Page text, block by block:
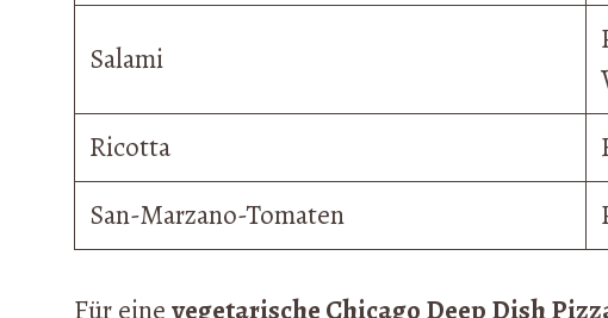
Salami
Ricotta
San-Marzano-Tomaten
Für einevegetarische Chicago Deep Dish